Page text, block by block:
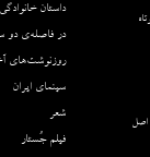
اصل
داستان خانوادگی
در فاصله‌ی دو
روزنوشت‌های
سینمای ایران
شعر
فیلم جُستار